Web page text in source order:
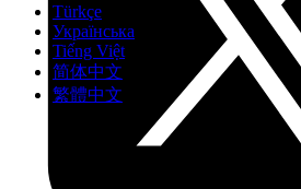
Türkçe
Українська
Tiếng Việt
简体中文
繁體中文